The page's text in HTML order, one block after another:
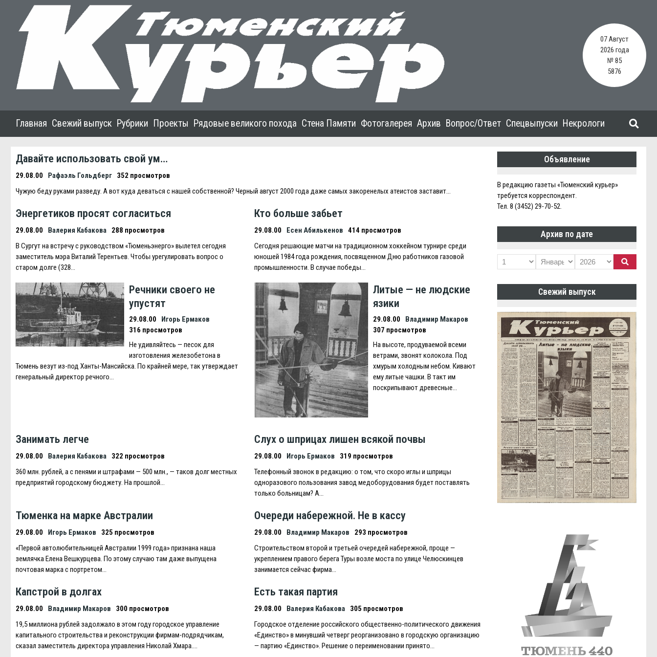
07 Август
2026 года
№ 85
5876
Главная Свежий выпуск Рубрики Проекты Рядовые великого похода Стена Памяти Фотогалерея Архив Вопрос/Ответ Спецвыпуски Некрологи
Давайте использовать свой ум…
29.08.00 Рафаэль Гольдберг
352 просмотров
Чужую беду руками разведу. А вот куда деваться с нашей собственной? Черный август 2000 года даже самых закоренелых атеистов заставит…
Энергетиков просят согласиться
29.08.00 Валерия Кабакова
288 просмотров
В Сургут на встречу с руководством «Тюменьэнерго» вылетел сегодня
заместитель мэра Виталий Терентьев. Чтобы урегулировать вопрос о
старом долге (328…
Кто больше забьет
29.08.00 Есен Абилькенов
414 просмотров
Сегодня решающие матчи на традиционном хоккейном турнире среди
юношей 1984 года рождения, посвященном Дню работников газовой
промышленности. В случае победы…
Речники своего не
упустят
29.08.00
Игорь Ермаков
316 просмотров
Не удивляйтесь — песок для
изготовления железобетона в
Тюмень везут из-под Ханты-Мансийска. По крайней мере, так утверждает
генеральный директор речного…
Литые — не людские
язики
29.08.00
Владимир Макаров
307 просмотров
На высоте, продуваемой всеми
ветрами, звонят колокола. Под
хмурым холодным небом. Кивают
ему литые чашки. В такт им
поскрипывают древесные…
Занимать легче
29.08.00 Валерия Кабакова
322 просмотров
360 млн. рублей, а с пенями и штрафами — 500 млн., — таков долг местных
предприятий городскому бюджету. На прошлой…
Слух о шприцах лишен всякой почвы
29.08.00 Игорь Ермаков
319 просмотров
Телефонный звонок в редакцию: о том, что скоро иглы и шприцы
одноразового пользования завод медоборудования будет поставлять
только больницам? А…
Тюменка на марке Австралии
29.08.00 Игорь Ермаков
325 просмотров
«Первой автолюбительницей Австралии 1999 года» признана наша
землячка Eлена Вешкурцева. По этому случаю там даже выпущена
почтовая марка с портретом…
Очереди набережной. Не в кассу
29.08.00 Владимир Макаров
293 просмотров
Строительством второй и третьей очередей набережной, проще —
укреплением правого берега Туры возле моста по улице Челюскинцев
занимается сейчас фирма…
Капстрой в долгах
29.08.00 Владимир Макаров
300 просмотров
19,5 миллиона рублей задолжало в этом году городское управление
капитального строительства и реконструкции фирмам-подрядчикам,
сказал заместитель директора управления Николай Хмара….
Есть такая партия
29.08.00 Валерия Кабакова
305 просмотров
Городское отделение российского общественно-политического движения
«Eдинство» в минувший четверг реорганизовано в городскую организацию
— партию «Eдинство». Решение о переименовании принято…
Объявление
В редакцию газеты «Тюменский курьер»
требуется корреспондент.
Тел. 8 (3452) 29-70-52.
Архив по дате
Свежий выпуск